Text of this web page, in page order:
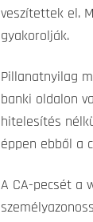
veszítettek el.
gyakorolják.
Pillanatnyilag
banki oldalon
hitelesítés
éppen ebből a
A CA-pecsét a